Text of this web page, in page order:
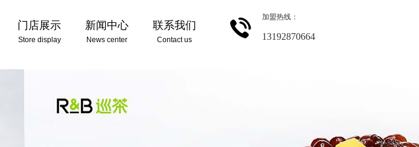
门店展示
Store display
新闻中心
News center
联系我们
Contact us
加盟热线：
13192870664